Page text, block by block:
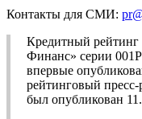
Контакты для СМИ:
Кредитный
Финанс» серии
впервые
рейтинговый пресс-
был опубликован